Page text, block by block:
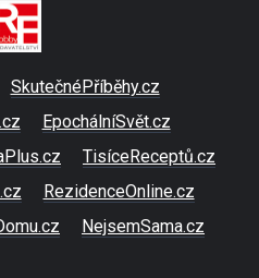
SkutečnéPříběhy.cz
EpochálníSvět.cz
TisíceReceptů.cz
RezidenceOnline.cz
NejsemSama.cz